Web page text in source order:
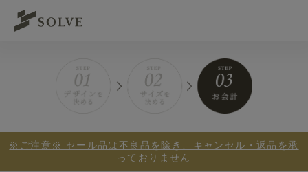
※ご注意※ セール品は不良品を除き、キャンセル・返品を承
っておりません